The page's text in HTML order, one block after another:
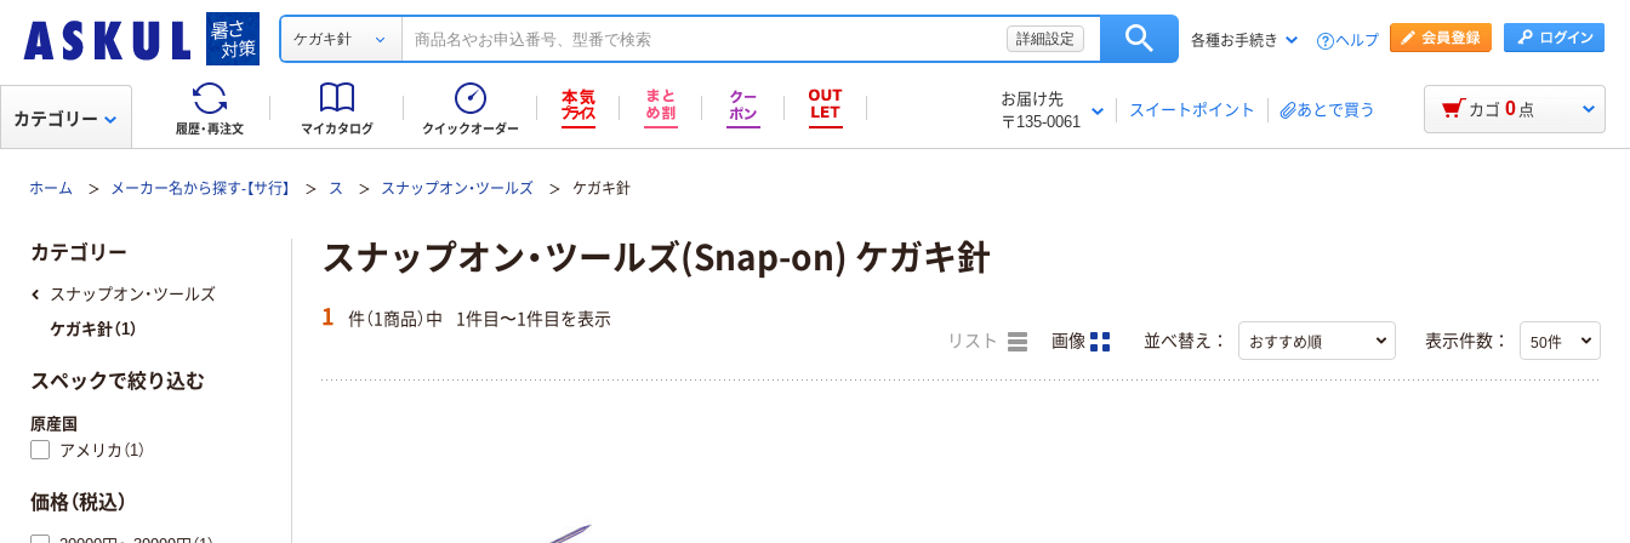
ケガキ針 詳細設定 各種お手続き ヘルプ
履歴・再注文 マイカタログ クイックオーダー
お届け先
〒135-0061
スイートポイント あとで買う
カテゴリー カゴ 0 点
ホーム メーカー名から探す-【サ行】 ス スナップオン・ツールズ ケガキ針
スナップオン・ツールズ(Snap-on) ケガキ針
1 件（1商品）中 1件目〜1件目を表示
リスト 画像 並べ替え： 表示件数：
カテゴリー
スナップオン・ツールズ
ケガキ針（1）
スペックで絞り込む
原産国
アメリカ（1）
価格（税込）